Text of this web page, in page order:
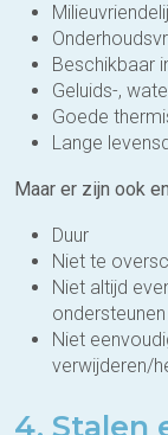
Beschikbaar
Geluids-,
Goede
Lange
Maar er zijn ook
Duur
Niet te
Niet altijd
ondersteunen
Niet
verwijderen/
4. Stalen